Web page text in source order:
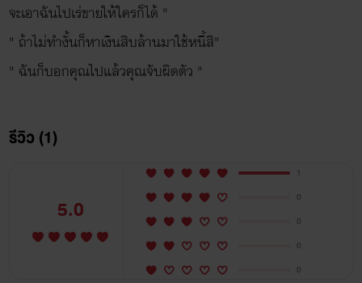
จะเอาฉันไปเร่ขายให้ใครก็ได้ "
" ถ้าไม่ทำงั้นก็หาเงินสิบล้านมาใช้หนี้สิ"
" ฉันก็บอกคุณไปแล้วคุณจับผิดตัว "
รีวิว (1)
5.0
1
0
0
0
0